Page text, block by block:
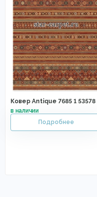
Ковер Antique 7685 1 53578